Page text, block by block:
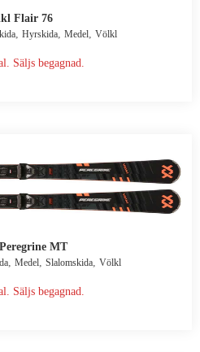
Flair 76
, Hyrskida, Medel, Völkl
Säljs begagnad.
MT
, Medel, Slalomskida, Völkl
Säljs begagnad.